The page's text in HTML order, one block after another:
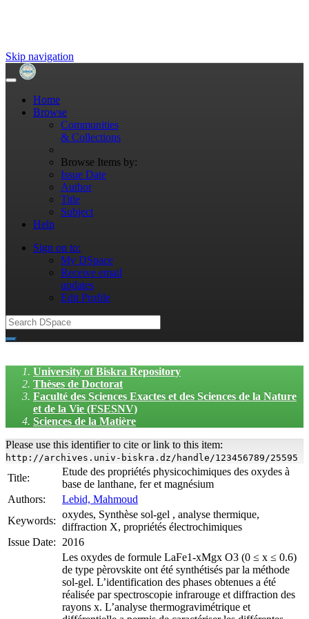
Skip navigation
Home
Browse
Communities
& Collections
Browse Items by:
Issue Date
Author
Title
Subject
Help
Sign on to:
My DSpace
Receive email
updates
Edit Profile
University of Biskra Repository
Thèses de Doctorat
Faculté des Sciences Exactes et des Sciences de la Nature
et de la Vie (FSESNV)
Sciences de la Matière
Please use this identifier to cite or link to this item:
http://archives.univ-biskra.dz/handle/123456789/25595
Title:
Etude des propriétés physicochimiques des oxydes à
base de lanthane, fer et magnésium
Authors:
Lebid, Mahmoud
Keywords:
oxydes, Synthèse sol-gel , analyse thermique,
diffraction X, propriétés électrochimiques
Issue Date:
2016
Les oxydes de formule LaFe1-xMgx O3 (0 ≤ x ≤ 0.6)
de type pèrovskite ont été synthétisés par la méthode
sol-gel. L’identification des phases obtenues a été
réalisée par spectroscopie infrarouge et diffraction des
rayons x. L’analyse thermogravimétrique et